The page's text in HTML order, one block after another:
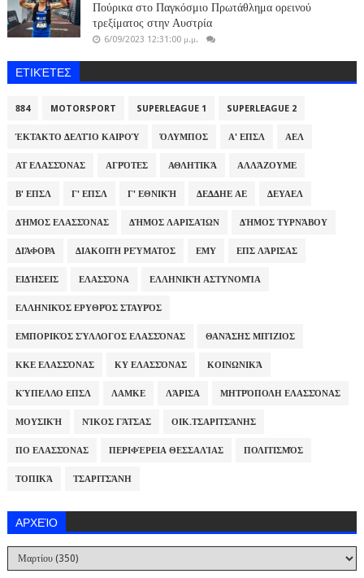
Πούρικα στο Παγκόσμιο Πρωτάθλημα ορεινού
τρεξίματος στην Αυστρία
6/09/2023 12:31:00 μ.μ.
ΕΤΙΚΈΤΕΣ
884 MOTORSPORT SUPERLEAGUE 1 SUPERLEAGUE 2
ΈΚΤΑΚΤΟ ΔΕΛΤΊΟ ΚΑΙΡΟΎ ΌΛΥΜΠΟΣ Α' ΕΠΣΛ ΑΕΛ
ΑΤ ΕΛΑΣΣΌΝΑΣ ΑΓΡΌΤΕΣ ΑΘΛΗΤΙΚΆ ΑΛΛΆΖΟΥΜΕ
Β' ΕΠΣΛ Γ' ΕΠΣΛ Γ' ΕΘΝΙΚΉ ΔΕΔΔΗΕ ΑΕ ΔΕΥΑΕΛ
ΔΉΜΟΣ ΕΛΑΣΣΌΝΑΣ ΔΉΜΟΣ ΛΑΡΙΣΑΊΩΝ ΔΉΜΟΣ ΤΥΡΝΆΒΟΥ
ΔΙΆΦΟΡΑ ΔΙΑΚΟΠΉ ΡΕΎΜΑΤΟΣ ΕΜΥ ΕΠΣ ΛΆΡΙΣΑΣ
ΕΙΔΉΣΕΙΣ ΕΛΑΣΣΌΝΑ ΕΛΛΗΝΙΚΉ ΑΣΤΥΝΟΜΊΑ
ΕΛΛΗΝΙΚΌΣ ΕΡΥΘΡΌΣ ΣΤΑΥΡΌΣ
ΕΜΠΟΡΙΚΌΣ ΣΎΛΛΟΓΟΣ ΕΛΑΣΣΌΝΑΣ ΘΑΝΆΣΗΣ ΜΠΊΖΙΟΣ
ΚΚΕ ΕΛΑΣΣΌΝΑΣ ΚΥ ΕΛΑΣΣΌΝΑΣ ΚΟΙΝΩΝΙΚΆ
ΚΎΠΕΛΛΟ ΕΠΣΛ ΛΑΜΚΕ ΛΆΡΙΣΑ ΜΗΤΡΌΠΟΛΗ ΕΛΑΣΣΌΝΑΣ
ΜΟΥΣΙΚΉ ΝΊΚΟΣ ΓΆΤΣΑΣ ΟΙΚ.ΤΣΑΡΙΤΣΆΝΗΣ
ΠΟ ΕΛΑΣΣΌΝΑΣ ΠΕΡΙΦΈΡΕΙΑ ΘΕΣΣΑΛΊΑΣ ΠΟΛΙΤΙΣΜΌΣ
ΤΟΠΙΚΆ ΤΣΑΡΙΤΣΆΝΗ
ΑΡΧΕΊΟ